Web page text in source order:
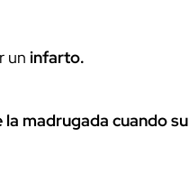
un infarto.
la madrugada cuando su